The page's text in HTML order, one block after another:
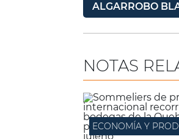
ALGARROBO
NOTAS